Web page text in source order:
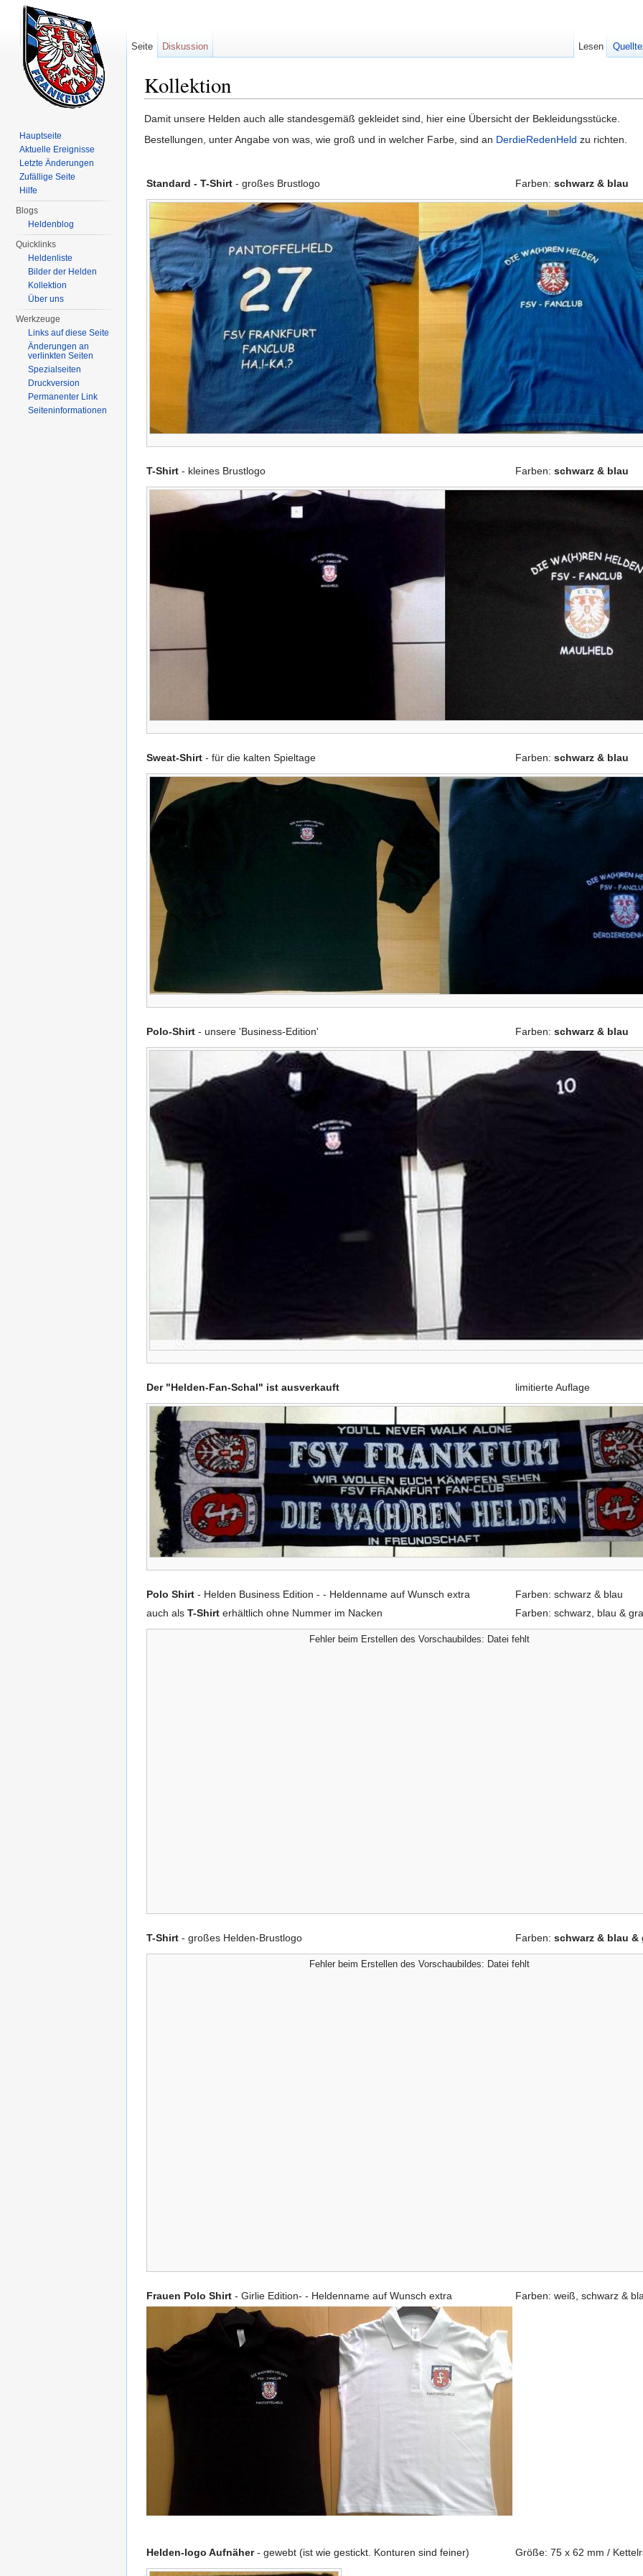
Kollektion
Damit unsere Helden auch alle standesgemäß gekleidet sind, hier eine Übersicht der Bekleidungsstücke.
Bestellungen, unter Angabe von was, wie groß und in welcher Farbe, sind an DerdieRedenHeld zu richten.
Standard - T-Shirt - großes Brustlogo Farben: schwarz & blau
T-Shirt - kleines Brustlogo Farben: schwarz & blau
Sweat-Shirt - für die kalten Spieltage Farben: schwarz & blau
Polo-Shirt - unsere 'Business-Edition' Farben: schwarz & blau
Der "Helden-Fan-Schal" ist ausverkauft limitierte Auflage
Polo Shirt - Helden Business Edition - - Heldenname auf Wunsch extra Farben: schwarz & blau
auch als T-Shirt erhältlich ohne Nummer im Nacken Farben: schwarz, blau &
Fehler beim Erstellen des Vorschaubildes: Datei fehlt
T-Shirt - großes Helden-Brustlogo Farben: schwarz & blau &
Fehler beim Erstellen des Vorschaubildes: Datei fehlt
Frauen Polo Shirt - Girlie Edition- - Heldenname auf Wunsch extra Farben: weiß, schwarz &
Helden-logo Aufnäher- gewebt (ist wie gestickt. Konturen sind feiner) Größe: 75 x 62 mm /
Seite Diskussion Lesen
Hauptseite
Aktuelle Ereignisse
Letzte Änderungen
Zufällige Seite
Hilfe
Blogs
Heldenblog
Quicklinks
Heldenliste
Bilder der Helden
Kollektion
Über uns
Werkzeuge
Links auf diese Seite
Änderungen an
verlinkten Seiten
Spezialseiten
Druckversion
Permanenter Link
Seiten­informationen